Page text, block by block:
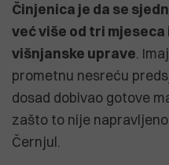
Činjenica je da se
već više od tri
višnjanske uprave.
prometnu nesreću
dosad dobivao gotove
zašto to nije
Černjul.